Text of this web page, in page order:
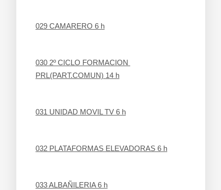
029 CAMARERO 6 h
030 2º CICLO FORMACION
PRL(PART.COMUN) 14 h
031 UNIDAD MOVIL TV 6 h
032 PLATAFORMAS ELEVADORAS 6 h
033 ALBAÑILERIA 6 h